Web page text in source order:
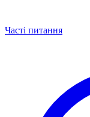
Часті питання